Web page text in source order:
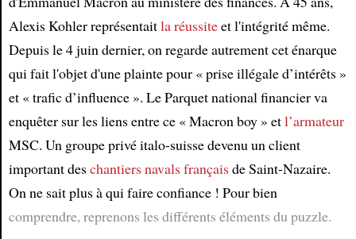
Article
Alexis Kohler représentaitla réussiteet l'intégrité même.
Depuis le 4 juin dernier, on regarde autrement cet énarque
qui fait l'objet d'une plainte pour « prise illégale d’intérêts »
et « trafic d’influence ». Le Parquet national financier va
enquêter sur les liens entre ce « Macron boy » etl’armateur
MSC. Un groupe privé italo-suisse devenu un client
important deschantiers navals françaisde Saint-Nazaire.
On ne sait plus à qui faire confiance ! Pour bien
comprendre, reprenons les différents éléments du puzzle.